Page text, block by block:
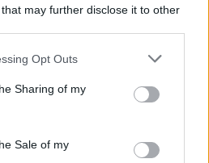
that may further disclose it to other
app uses one or more Google
behaviour. You may click to
and its third-party tags to
purposes in below Google
Opt Outs
Sharing of my
Sale of my